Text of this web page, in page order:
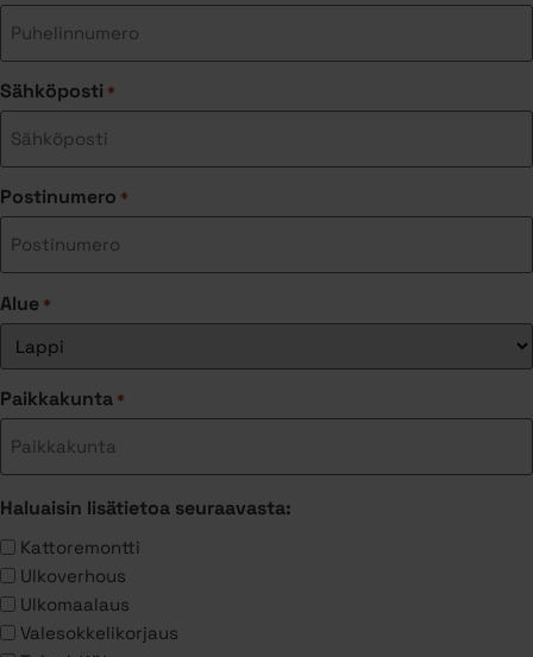
Sähköposti *
Postinumero *
Alue *
Paikkakunta *
Haluaisin lisätietoa seuraavasta:
Kattoremontti
Ulkoverhous
Ulkomaalaus
Valesokkelikorjaus